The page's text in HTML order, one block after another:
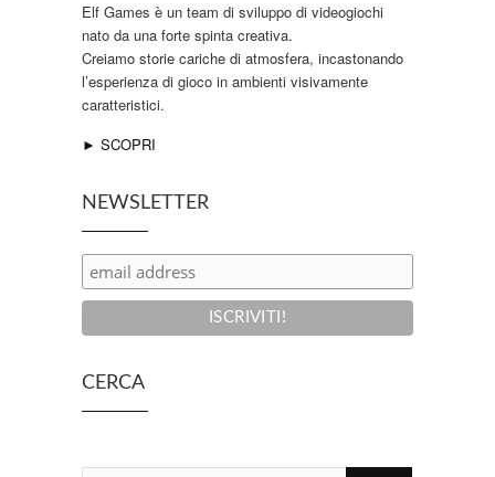
Elf Games è un team di sviluppo di videogiochi
nato da una forte spinta creativa.
Creiamo storie cariche di atmosfera, incastonando
l’esperienza di gioco in ambienti visivamente
caratteristici.
► SCOPRI
NEWSLETTER
CERCA